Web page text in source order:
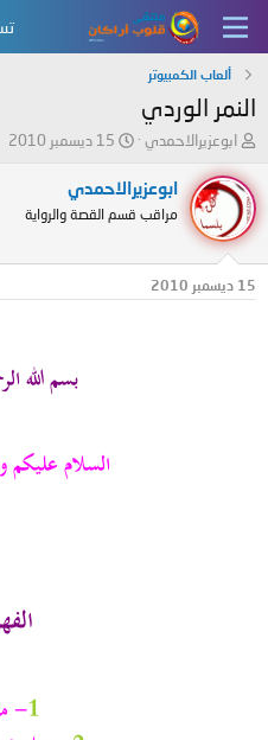
ألعاب الكمبيوتر
النمر الوردي
ب
د
ئ
ا
ل
م
و
ابوعزيرالاحمدي
ت
خ
ل
15 ديسمبر 2010
ابوعزيرالاحمدي
مراقب قسم القصة والرواية
15 ديسمبر 2010
بسم الله
السلام عليكم
1
-